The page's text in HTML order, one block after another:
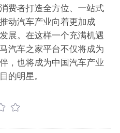
费者打造全方位、一站式
动汽车产业向着更加成
展。在这样一个充满机遇
汽车之家平台不仅将成为
，也将成为中国汽车产业
的明星。